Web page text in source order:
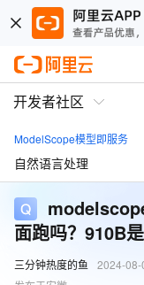
开发者社区
ModelScope模型即服务
自然语言处理
面跑吗？910B
三分钟热度的鱼 2024-08-